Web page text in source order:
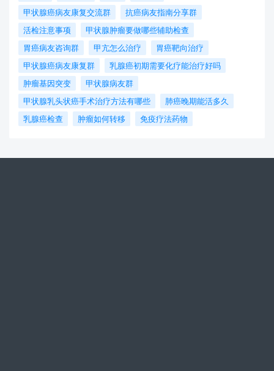
甲状腺癌病友康复交流群
抗癌病友指南分享群
活检注意事项
甲状腺肿瘤要做哪些辅助检查
胃癌病友咨询群
甲亢怎么治疗
胃癌靶向治疗
甲状腺癌病友康复群
乳腺癌初期需要化疗能治疗好吗
肿瘤基因突变
甲状腺病友群
甲状腺乳头状癌手术治疗方法有哪些
肺癌晚期能活多久
乳腺癌检查
肿瘤如何转移 免疫疗法药物